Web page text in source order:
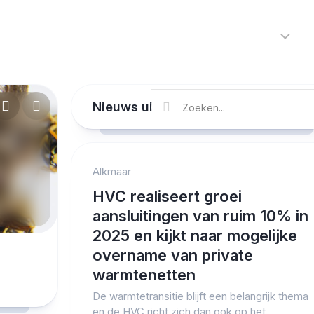
Kunst
Sport
Nieuws uit Alkmaar en de regio
Alkmaar
HVC realiseert groei
aansluitingen van ruim 10% in
2025 en kijkt naar mogelijke
overname van private
warmtenetten
De warmtetransitie blijft een belangrijk thema
Protected by WP Anti-Hacker